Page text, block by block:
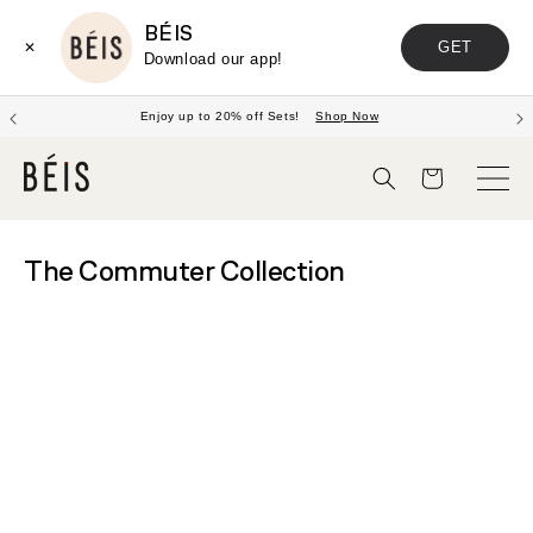
✕
BÉIS
Download our app!
GET
FREE SHIPPINGon orders $135+ CAD
Panier
The Commuter Collection